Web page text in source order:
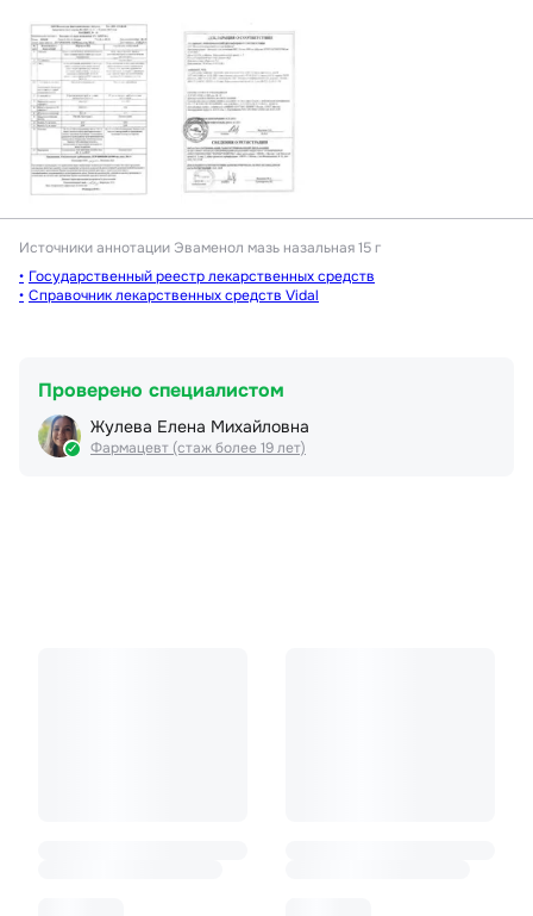
Источники аннотации Эваменол мазь назальная 15 г
Государственный реестр лекарственных средств
Справочник лекарственных средств Vidal
Проверено специалистом
Жулева Елена Михайловна
Фармацевт (стаж более 19 лет)